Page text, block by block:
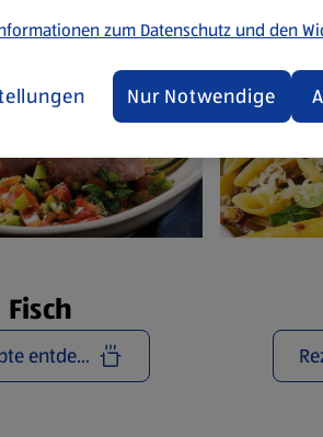
Fisch
Rezepte entdecken
zum Datenschutz und den
Nur Notwendige